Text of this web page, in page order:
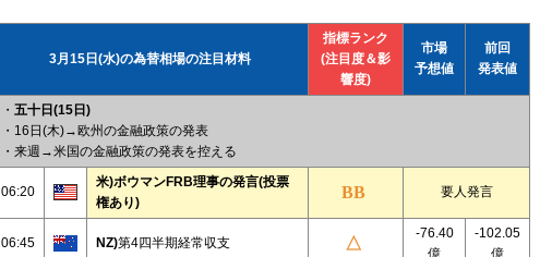
3月15日(水)の為替相場の注目材料
指標ランク
(注目度＆影
響度)
市場
予想値
前回
発表値
・ 五十日(15日)
・16日(木)→欧州の金融政策の発表
・来週→米国の金融政策の発表を控える
06:20
米)ボウマンFRB理事の発言(投票
権あり)
要人発言
06:45 NZ)第4四半期経常収支
-76.40
億
-102.05
億